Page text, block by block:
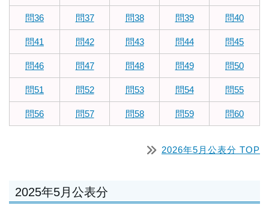
問36 問37 問38 問39 問40
問41 問42 問43 問44 問45
問46 問47 問48 問49 問50
問51 問52 問53 問54 問55
問56 問57 問58 問59 問60
2026年5月公表分 TOP
2025年5月公表分